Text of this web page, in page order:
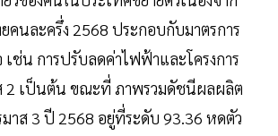
ยคนละครึ่ง 2568 ประกอบกับมาตรการ
ช่น การปรับลดค่าไฟฟ้าและโครงการ
2 เป็นต้น ขณะที่ ภาพรวมดัชนีผลผลิต
มาส 3 ปี 2568 อยู่ที่ระดับ 93.36 หดตัว